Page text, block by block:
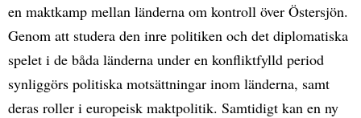
en maktkamp mellan länderna om kontroll över Östersjön.
Genom att studera den inre politiken och det diplomatiska
spelet i de båda länderna under en konfliktfylld period
synliggörs politiska motsättningar inom länderna, samt
deras roller i europeisk maktpolitik. Samtidigt kan en ny